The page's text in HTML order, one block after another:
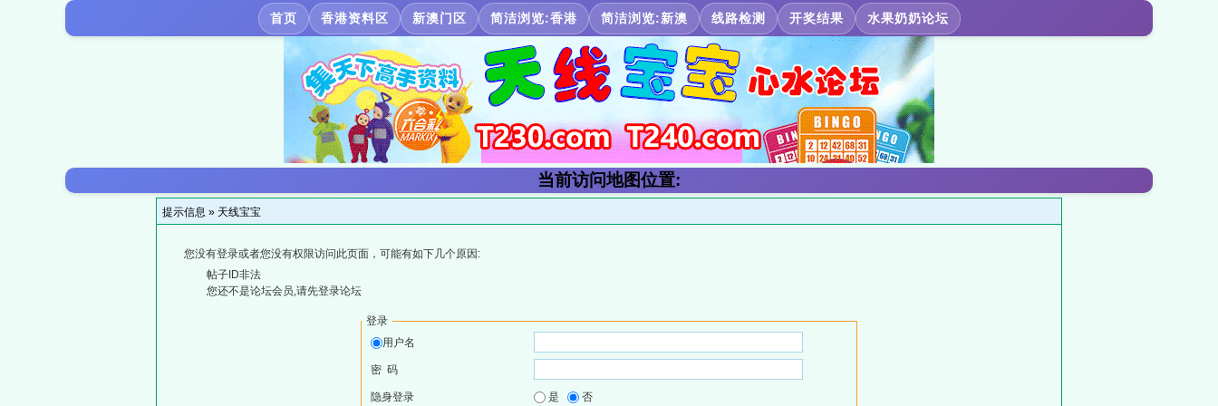
首页 香港资料区 新澳门区 简洁浏览:香港 简洁浏览:新澳 线路检测 开奖结果 水果奶奶论坛
当前访问地图位置:
提示信息 » 天线宝宝
您没有登录或者您没有权限访问此页面，可能有如下几个原因:
帖子ID非法
您还不是论坛会员,请先登录论坛
登录
用户名
密 码
隐身登录 是 否